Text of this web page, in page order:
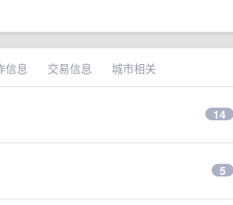
信息 交易信息 城市相关
14
5